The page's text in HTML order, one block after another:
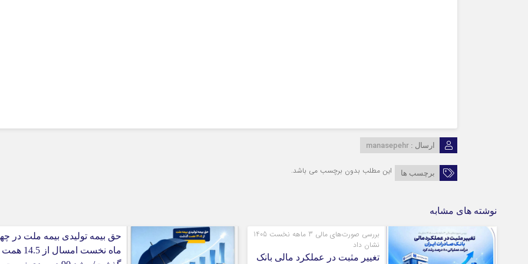
ارسال : manasepehr
برچسب ها این مطلب بدون برچسب می باشد.
نوشته های مشابه
بررسی صورت‌های مالی 3 ماهه نخست 1405
نشان داد
تغییر مثبت در عملکرد مالی بانک
حق بیمه تولیدی بیمه ملت در
ماه نخست امسال از 14.5 همت